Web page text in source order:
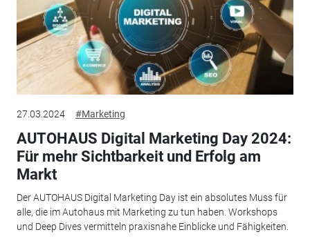
27.03.2024 #Marketing
AUTOHAUS Digital Marketing Day 2024:
Für mehr Sichtbarkeit und Erfolg am
Markt
Der AUTOHAUS Digital Marketing Day ist ein absolutes Muss für
alle, die im Autohaus mit Marketing zu tun haben. Workshops
und Deep Dives vermitteln praxisnahe Einblicke und Fähigkeiten.